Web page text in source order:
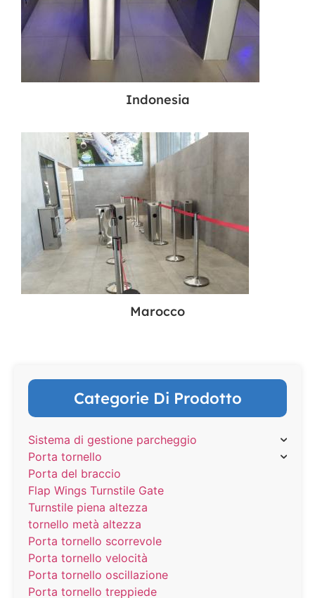
Categorie Di Prodotto
Sistema di gestione parcheggio
Porta tornello
Porta del braccio
Flap Wings Turnstile Gate
Turnstile piena altezza
tornello metà altezza
Porta tornello scorrevole
Porta tornello velocità
Porta tornello oscillazione
Porta tornello treppiede
Indonesia
Marocco